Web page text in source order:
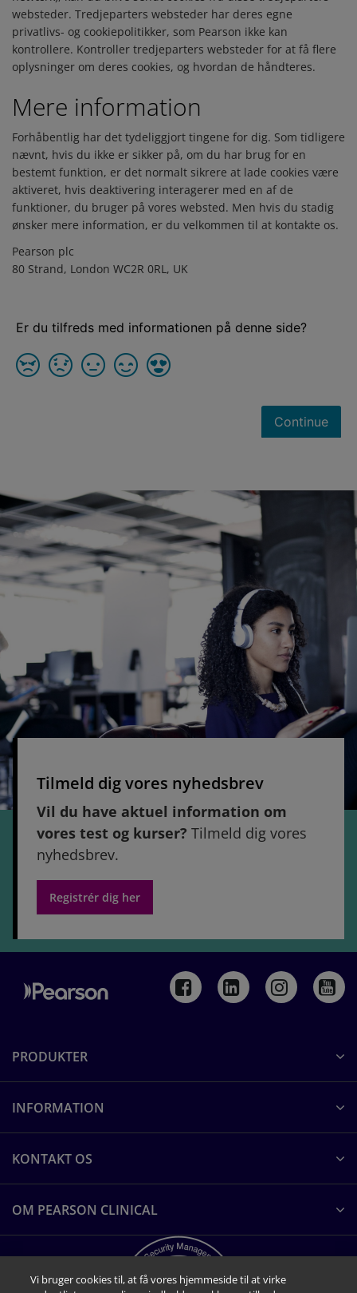
websteder. Tredjeparters websteder har deres egne
privatlivs- og cookiepolitikker, som Pearson ikke kan
kontrollere. Kontroller tredjeparters websteder for at få flere
oplysninger om deres cookies, og hvordan de håndteres.
Mere information
Forhåbentlig har det tydeliggjort tingene for dig. Som tidligere
nævnt, hvis du ikke er sikker på, om du har brug for en
bestemt funktion, er det normalt sikrere at lade cookies være
aktiveret, hvis deaktivering interagerer med en af de
funktioner, du bruger på vores websted. Men hvis du stadig
ønsker mere information, er du velkommen til at kontakte os.
Pearson plc
80 Strand, London WC2R 0RL, UK
Tilmeld dig vores nyhedsbrev
Vil du have aktuel information om
vores test og kurser? Tilmeld dig vores
nyhedsbrev.
Registrér dig her
PRODUKTER
INFORMATION
KONTAKT OS
OM PEARSON CLINICAL
Vi bruger cookies til, at få vores hjemmeside til at virke